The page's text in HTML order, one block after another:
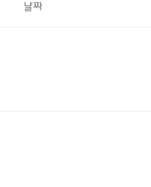
날짜